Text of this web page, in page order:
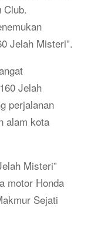
Club.
Jelah Misteri”.
Jelah
perjalanan
alam kota
Misteri”
motor Honda
Sejati